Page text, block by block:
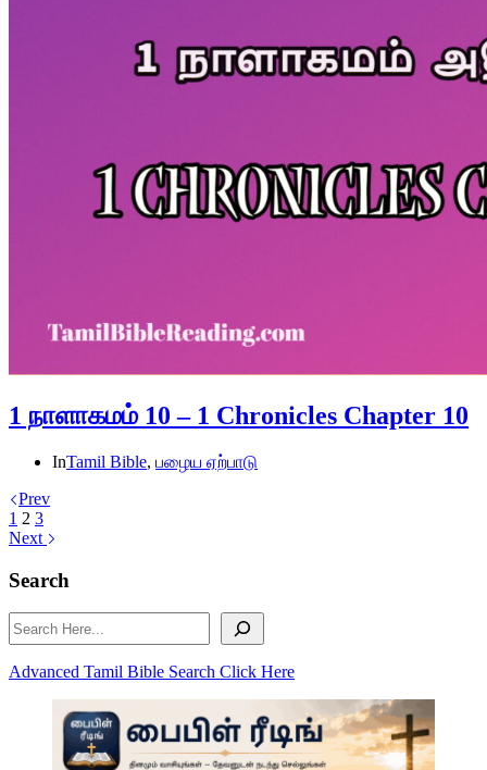
1 நாளாகமம் 10 – 1 Chronicles Chapter 10
InTamil Bible, பழைய ஏற்பாடு
Prev
1 2 3
Next
Search
Search
Advanced Tamil Bible Search Click Here